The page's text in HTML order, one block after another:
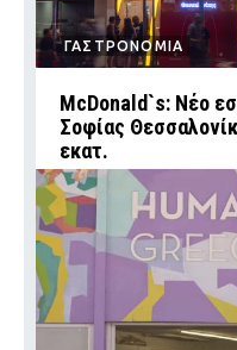
ΓΑΣΤΡΟΝΟΜΙΑ
McDonald`s: Νέο
Σοφίας
εκατ.